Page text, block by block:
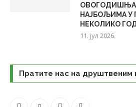
НАЈБОЉИМА
НЕКОЛИКО
11. јул 2026.
Пратите нас на